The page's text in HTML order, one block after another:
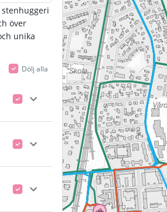
över
unika
Dölj alla